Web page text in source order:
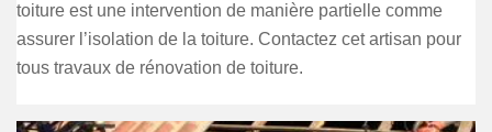
toiture est une intervention de manière partielle comme
assurer l’isolation de la toiture. Contactez cet artisan pour
tous travaux de rénovation de toiture.